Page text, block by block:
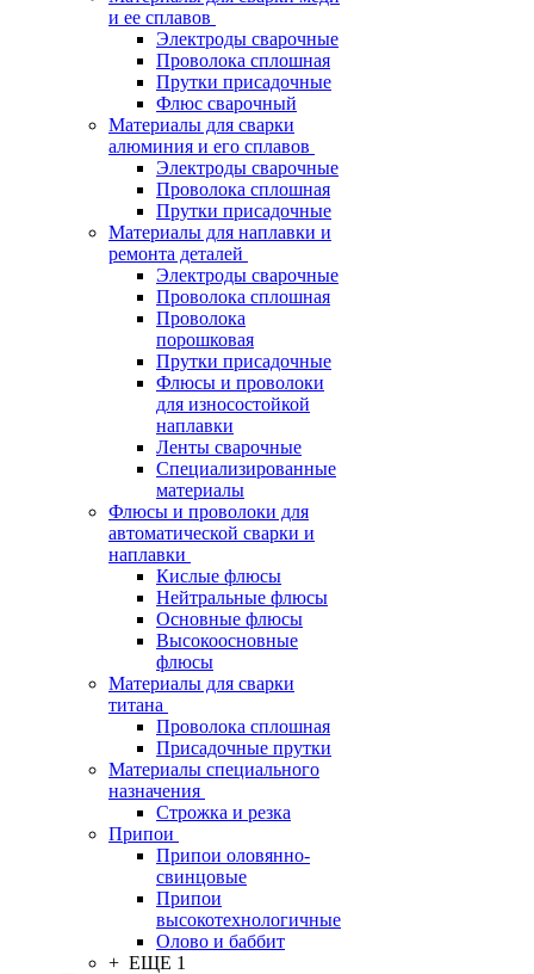
и ее сплавов
Электроды сварочные
Проволока сплошная
Прутки присадочные
Флюс сварочный
Материалы для сварки
алюминия и его сплавов
Электроды сварочные
Проволока сплошная
Прутки присадочные
Материалы для наплавки и
ремонта деталей
Электроды сварочные
Проволока сплошная
Проволока
порошковая
Прутки присадочные
Флюсы и проволоки
для износостойкой
наплавки
Ленты сварочные
Специализированные
материалы
Флюсы и проволоки для
автоматической сварки и
наплавки
Кислые флюсы
Нейтральные флюсы
Основные флюсы
Высокоосновные
флюсы
Материалы для сварки
титана
Проволока сплошная
Присадочные прутки
Материалы специального
назначения
Строжка и резка
Припои
Припои оловянно-
свинцовые
Припои
высокотехнологичные
Олово и баббит
+ ЕЩЕ 1